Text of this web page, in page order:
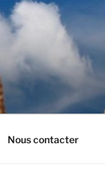
Nous contacter